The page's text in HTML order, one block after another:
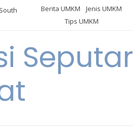
Berita UMKM
Jenis UMKM
Tips UMKM
Seputar